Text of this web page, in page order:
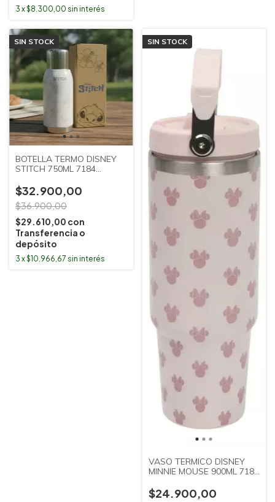
3 x$8.300,00 sin interés
SIN STOCK
BOTELLA TERMO DISNEY
STITCH 750ML 7184
$32.900,00
$36.900,00
$29.610,00 con
Transferencia o
depósito
3 x$10.966,67 sin interés
SIN STOCK
VASO TERMICO DISNEY
MINNIE MOUSE 900ML 7185
$24.900,00